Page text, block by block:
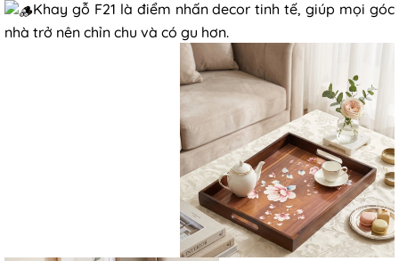
Khay gỗ F21 là điểm nhấn decor tinh tế, giúp mọi góc
nhà trở nên chỉn chu và có gu hơn.